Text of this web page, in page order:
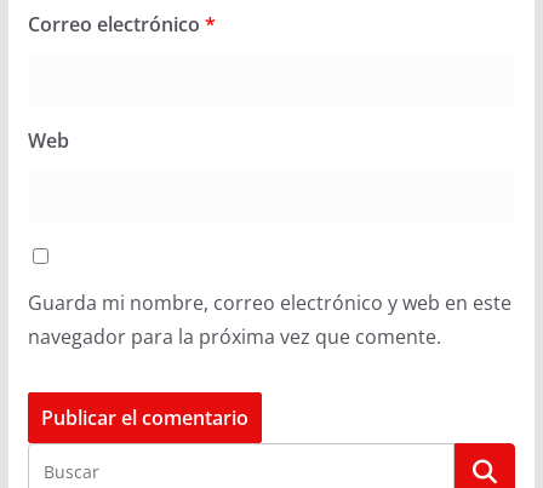
Correo electrónico *
Web
Guarda mi nombre, correo electrónico y web en este
navegador para la próxima vez que comente.